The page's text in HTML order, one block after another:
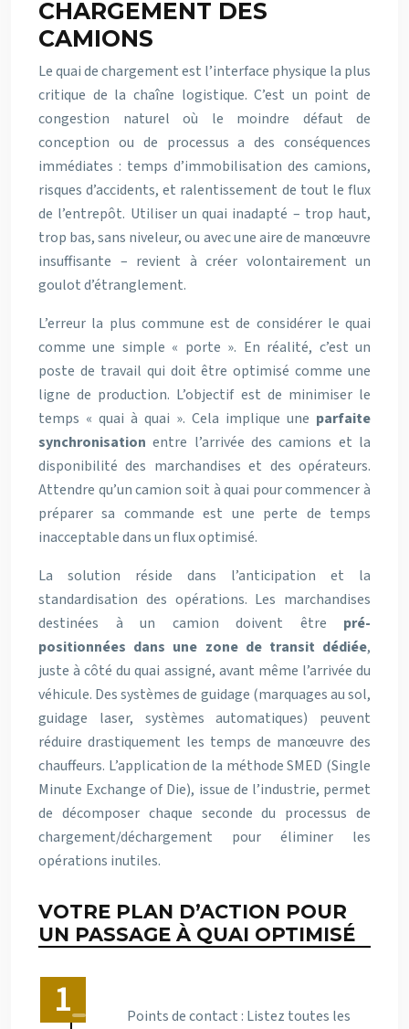
CHARGEMENT DES
CAMIONS
Le quai de chargement est l’interface physique la plus
critique de la chaîne logistique. C’est un point de
congestion naturel où le moindre défaut de
conception ou de processus a des conséquences
immédiates : temps d’immobilisation des camions,
risques d’accidents, et ralentissement de tout le flux
de l’entrepôt. Utiliser un quai inadapté – trop haut,
trop bas, sans niveleur, ou avec une aire de manœuvre
insuffisante – revient à créer volontairement un
goulot d’étranglement.
L’erreur la plus commune est de considérer le quai
comme une simple « porte ». En réalité, c’est un
poste de travail qui doit être optimisé comme une
ligne de production. L’objectif est de minimiser le
temps « quai à quai ». Cela implique une parfaite
synchronisation entre l’arrivée des camions et la
disponibilité des marchandises et des opérateurs.
Attendre qu’un camion soit à quai pour commencer à
préparer sa commande est une perte de temps
inacceptable dans un flux optimisé.
La solution réside dans l’anticipation et la
standardisation des opérations. Les marchandises
destinées à un camion doivent être pré-
positionnées dans une zone de transit dédiée,
juste à côté du quai assigné, avant même l’arrivée du
véhicule. Des systèmes de guidage (marquages au sol,
guidage laser, systèmes automatiques) peuvent
réduire drastiquement les temps de manœuvre des
chauffeurs. L’application de la méthode SMED (Single
Minute Exchange of Die), issue de l’industrie, permet
de décomposer chaque seconde du processus de
chargement/déchargement pour éliminer les
opérations inutiles.
VOTRE PLAN D’ACTION POUR
UN PASSAGE À QUAI OPTIMISÉ
Points de contact : Listez toutes les